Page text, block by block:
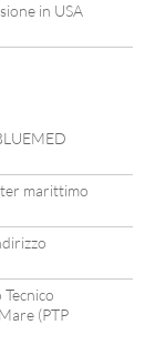
in USA
marittimo
(PTP